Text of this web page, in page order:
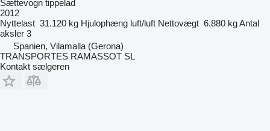
Sættevogn tippelad
2012
Nyttelast 31.120 kg Hjulophæng luft/luft Nettovægt 6.880 kgAntal
aksler 3
Spanien, Vilamalla (Gerona)
TRANSPORTES RAMASSOT SL
Kontakt sælgeren